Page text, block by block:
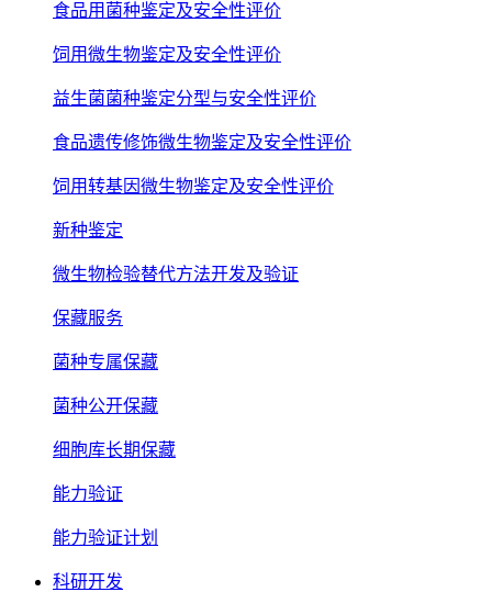
食品用菌种鉴定及安全性评价
饲用微生物鉴定及安全性评价
益生菌菌种鉴定分型与安全性评价
食品遗传修饰微生物鉴定及安全性评价
饲用转基因微生物鉴定及安全性评价
新种鉴定
微生物检验替代方法开发及验证
保藏服务
菌种专属保藏
菌种公开保藏
细胞库长期保藏
能力验证
能力验证计划
科研开发